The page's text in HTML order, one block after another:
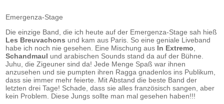
Emergenza-Stage
Die einzige Band, die ich heute auf der Emergenza-Stage sah hieß
Les Breuvachons und kam aus Paris. So eine geniale Liveband
habe ich noch nie gesehen. Eine Mischung aus In Extremo,
Schandmaul und arabischen Sounds stand da auf der Bühne.
Juhu, die Zigeuner sind da! Jede Menge Spaß war ihnen
anzusehen und sie pumpten ihren Ragga gnadenlos ins Publikum,
dass sie immer mehr feierte. Mit Abstand die beste Band der
letzten drei Tage! Schade, dass sie alles französisch sangen, aber
kein Problem. Diese Jungs sollte man mal gesehen haben!!!